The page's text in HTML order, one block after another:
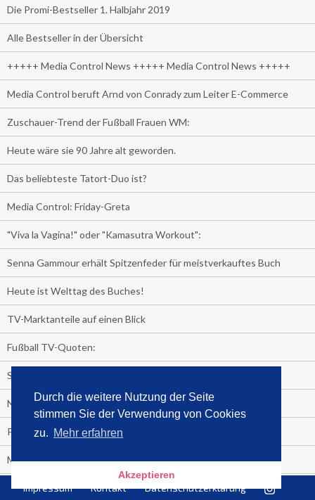
Durch die weitere Nutzung der Seite
stimmen Sie der Verwendung von Cookies
zu. Mehr erfahren
Akzeptieren
Die Promi-Bestseller 1. Halbjahr 2019
Alle Bestseller in der Übersicht
+++++ Media Control News +++++ Media Control News +++++
Media Control beruft Arnd von Conrady zum Leiter E-Commerce
Zuschauer-Trend der Fußball Frauen WM:
Heute wäre sie 90 Jahre alt geworden.
Das beliebteste Tatort-Duo ist?
Media Control: Friday-Greta
"Viva la Vagina!" oder "Kamasutra Workout":
Senna Gammour erhält Spitzenfeder für meistverkauftes Buch
Heute ist Welttag des Buches!
TV-Marktanteile auf einen Blick
Fußball TV-Quoten:
Sensationell!
Niederlande - Deutschland:
PRESSEMITTEILUNG
Media Control eBook-Panel
BIATHLON-WM im TV
Impressum Kontakt Datenschutzerklärung